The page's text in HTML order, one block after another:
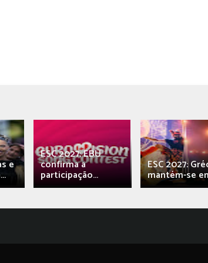
e
ESC 2027: EBU
confirma a
participação...
ESC 2027:
mantém-se